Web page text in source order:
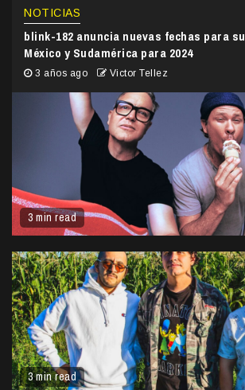
3 min read
NOTICIAS
blink-182 anuncia nuevas fechas para
México y Sudamérica para 2024
3 años ago Victor Tellez
3 min read